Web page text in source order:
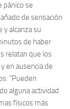
pánico se
de sensación
alcanza su
de haber
relatan que los
en ausencia de
“Pueden
alguna actividad
físicos más